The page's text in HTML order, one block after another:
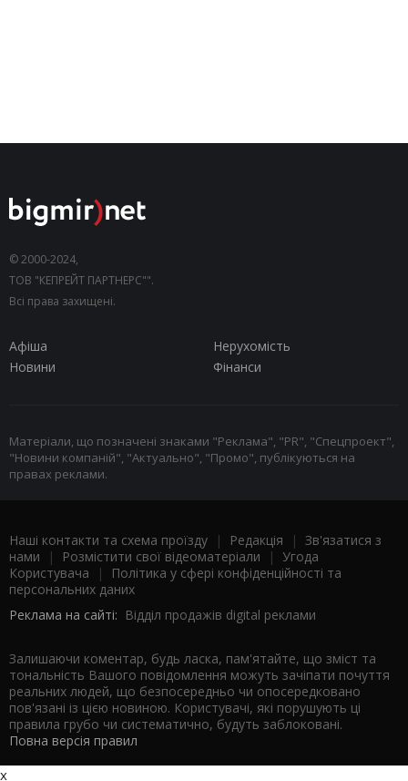
© 2000-2024,
ТОВ "КЕПРЕЙТ ПАРТНЕРС"".
Всі права захищені.
Афіша
Нерухомість
Новини
Фінанси
Матеріали, що позначені знаками "Реклама", "PR", "Спецпроект",
"Новини компаній", "Актуально", "Промо", публікуються на
правах реклами.
Наші контакти та схема проїзду | Редакція | Зв'язатися з
нами | Розмістити свої відеоматеріали | Угода
Користувача |
Політика у сфері конфіденційності та
персональних даних
Реклама на сайті: Відділ продажів digital реклами
Залишаючи коментар, будь ласка, пам'ятайте, що зміст та
тональність Вашого повідомлення можуть зачіпати почуття
реальних людей, що безпосередньо чи опосередковано
пов'язані із цією новиною. Користувачі, які порушують ці
правила грубо чи систематично, будуть заблоковані.
Повна версія правил
x